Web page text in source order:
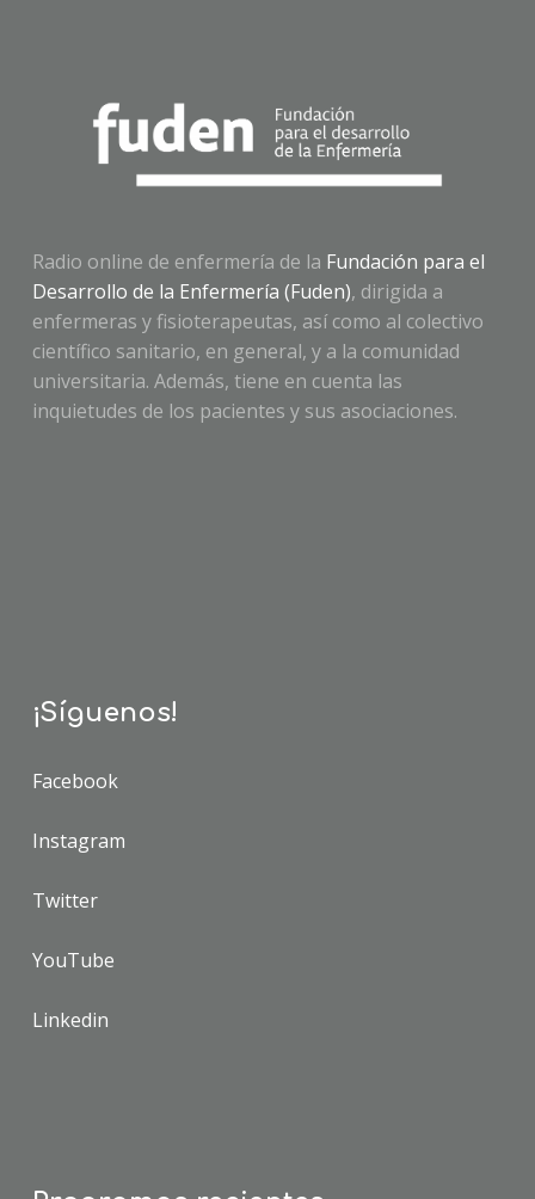
Radio online de enfermería de la Fundación para el
Desarrollo de la Enfermería (Fuden), dirigida a
enfermeras y fisioterapeutas, así como al colectivo
científico sanitario, en general, y a la comunidad
universitaria. Además, tiene en cuenta las
inquietudes de los pacientes y sus asociaciones.
¡Síguenos!
Facebook
Instagram
Twitter
YouTube
Linkedin